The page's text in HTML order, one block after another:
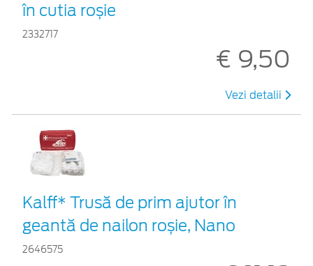
în cutia roșie
2332717
€ 9,50
Vezi detalii
Kalff* Trusă de prim ajutor în
geantă de nailon roșie, Nano
2646575